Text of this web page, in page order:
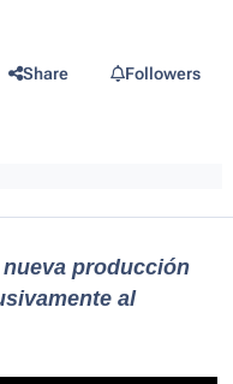
Share Followers
producción
al